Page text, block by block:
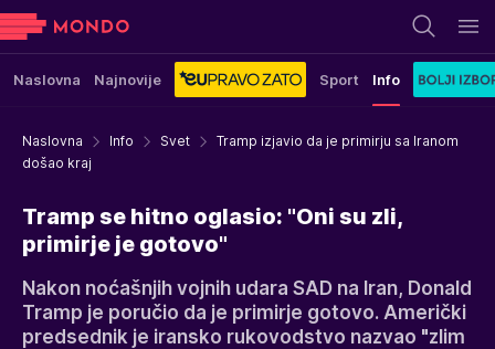
Naslovna Najnovije Sport Info
Naslovna Info Svet
Tramp izjavio da je primirju sa Iranom
došao kraj
Tramp se hitno oglasio: "Oni su zli,
primirje je gotovo"
Nakon noćašnjih vojnih udara SAD na Iran, Donald
Tramp je poručio da je primirje gotovo. Američki
predsednik je iransko rukovodstvo nazvao "zlim